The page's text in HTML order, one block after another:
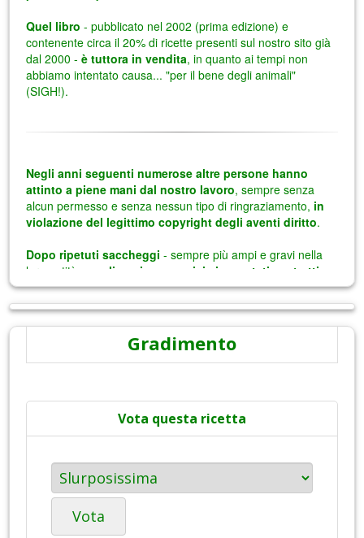
Gradimento
Vota questa ricetta
Vota